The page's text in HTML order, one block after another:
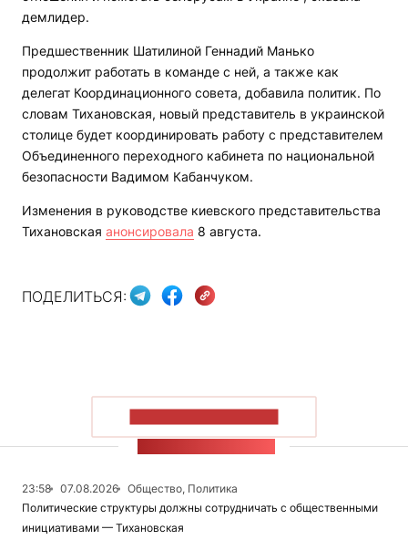
демлидер.
Предшественник Шатилиной Геннадий Манько
продолжит работать в команде с ней, а также как
делегат Координационного совета, добавила политик. По
словам Тихановская, новый представитель в украинской
столице будет координировать работу с представителем
Объединенного переходного кабинета по национальной
безопасности Вадимом Кабанчуком.
Изменения в руководстве киевского представительства
Тихановская анонсировала 8 августа.
ПОДЕЛИТЬСЯ:
23:58 07.08.2026
Общество, Политика
Политические структуры должны сотрудничать с общественными
инициативами — Тихановская